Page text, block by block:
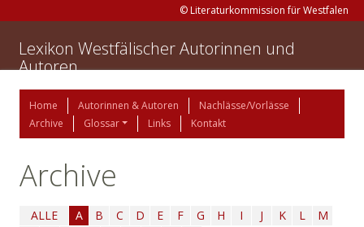
© Literaturkommission für Westfalen
Lexikon Westfälischer Autorinnen und
Autoren
Home Autorinnen & Autoren
Nachlässe/Vorlässe
Archive
Glossar Links Kontakt
Archive
ALLE A B C D E F G H I J K L
M